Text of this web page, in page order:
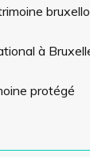
à
protégé